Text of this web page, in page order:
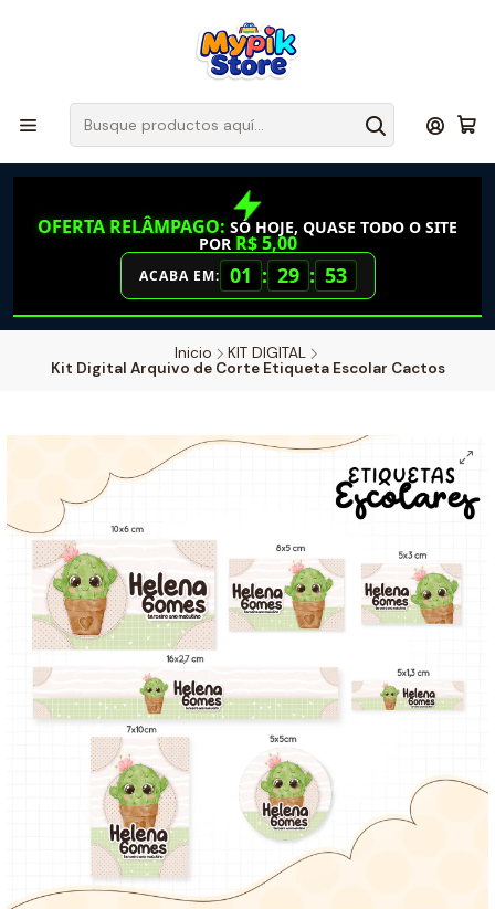
OFERTA RELÂMPAGO: SÓ HOJE, QUASE TODO O SITE
POR R$ 5,00
ACABA EM: 01 : 29 : 52
Inicio
KIT DIGITAL
Kit Digital Arquivo de Corte Etiqueta Escolar Cactos